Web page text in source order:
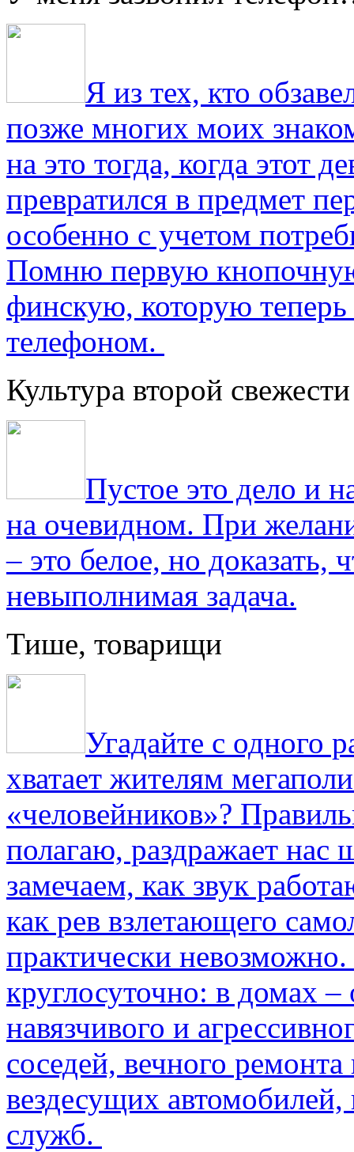
Я из тех, кто
позже многих моих
на это тогда, когда этот
превратился в предмет
особенно с учетом
Помню первую
финскую, которую
телефоном.
Культура второй свежести
Пустое это дело и
на очевидном. При
– это белое, но доказать,
невыполнимая задача.
Тише, товарищи
Угадайте с одного
хватает жителям
«человейников»?
полагаю, раздражает нас
замечаем, как звук
как рев взлетающего
практически
круглосуточно: в домах
навязчивого и
соседей, вечного
вездесущих
служб.